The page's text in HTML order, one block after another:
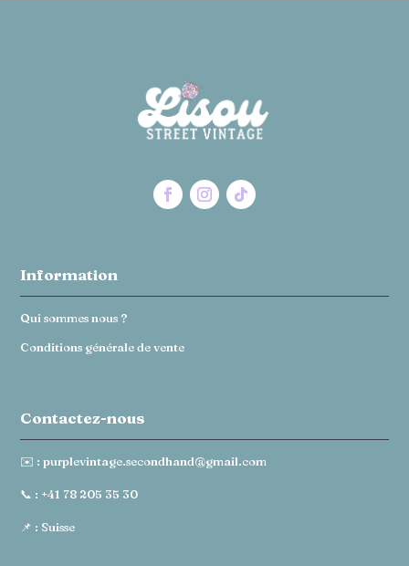
Information
Qui sommes nous ?
Conditions générale de vente
Contactez-nous
✉️ :purplevintage.secondhand@gmail.com
📞 : +41 78 205 35 30
📌 : Suisse